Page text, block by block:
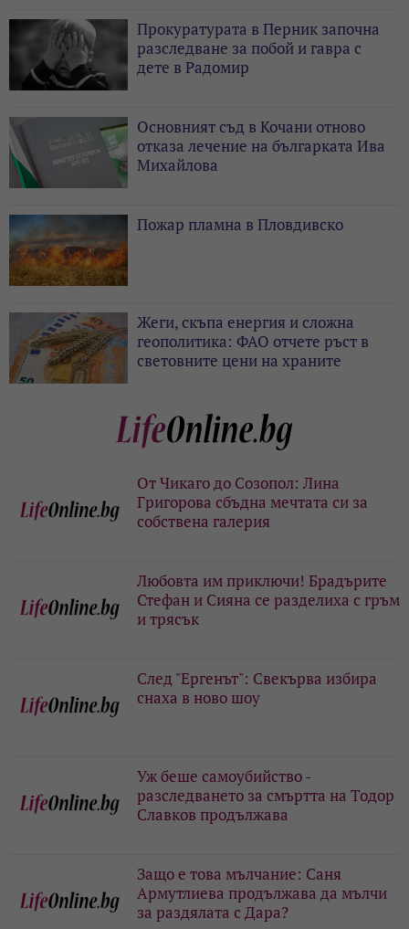
Прокуратурата в Перник започна
разследване за побой и гавра с
дете в Радомир
Основният съд в Кочани отново
отказа лечение на българката Ива
Михайлова
Пожар пламна в Пловдивско
Жеги, скъпа енергия и сложна
геополитика: ФАО отчете ръст в
световните цени на храните
От Чикаго до Созопол: Лина
Григорова сбъдна мечтата си за
собствена галерия
Любовта им приключи! Брадърите
Стефан и Сияна се разделиха с гръм
и трясък
След "Ергенът": Свекърва избира
снаха в ново шоу
Уж беше самоубийство -
разследването за смъртта на Тодор
Славков продължава
Защо е това мълчание: Саня
Армутлиева продължава да мълчи
за раздялата с Дара?